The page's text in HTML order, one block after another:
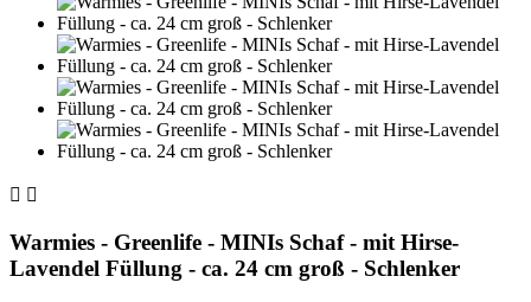
 
Warmies - Greenlife - MINIs Schaf - mit Hirse-
Lavendel Füllung - ca. 24 cm groß - Schlenker